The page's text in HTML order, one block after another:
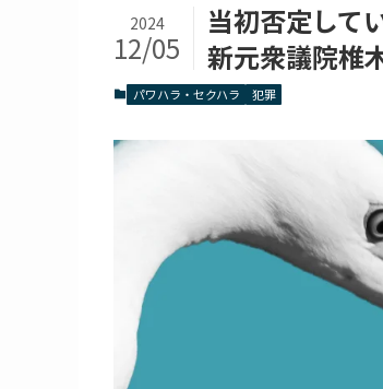
当初否定して
新元衆議院椎
2024
12/05
パワハラ・セクハラ 犯罪